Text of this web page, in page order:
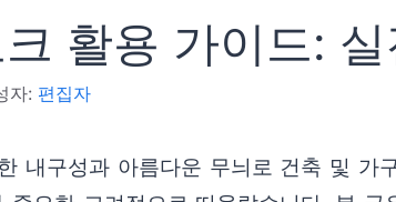
활용 가이드:
자: 편집자
내구성과 아름다운 무늬로 건축 및